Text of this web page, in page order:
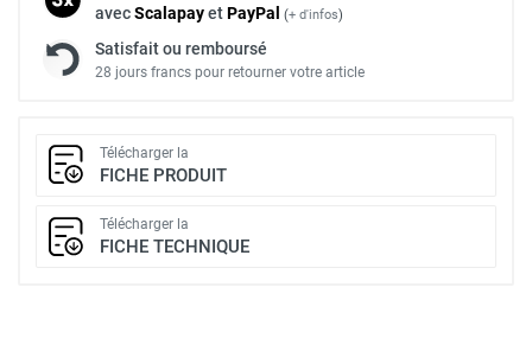
avecScalapayetPayPal (+ d'infos)
Satisfait ou remboursé
28 jours francs pour retourner votre article
Télécharger la
FICHE PRODUIT
Télécharger la
FICHE TECHNIQUE